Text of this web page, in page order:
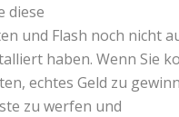
diese
und Flash noch nicht
haben. Wenn Sie
echtes Geld zu
zu werfen und